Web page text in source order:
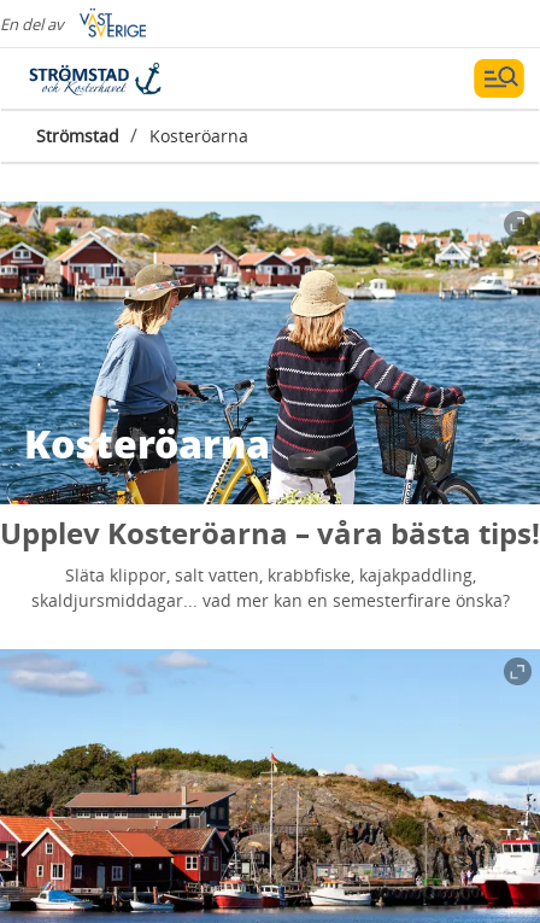
En del av
Strömstad / Kosteröarna
Kosteröarna
Upplev Kosteröarna – våra bästa tips!
Släta klippor, salt vatten, krabbfiske, kajakpaddling,
skaldjursmiddagar... vad mer kan en semesterfirare önska?